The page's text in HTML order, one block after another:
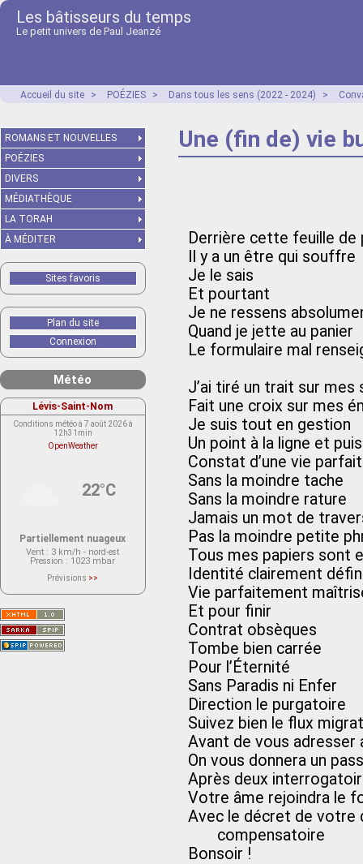
Les bâtisseurs du temps
Le petit univers de Paul Jeanzé
Accueil du site > POÉZIES > Dans tous les sens (2022 - 2024) >
Une (fin de) vie
Derrière cette feuille de
Il y a un être qui souffre
Je le sais
Et pourtant
Je ne ressens
Quand je jette au panier
Le formulaire mal
J’ai tiré un trait sur
Fait une croix sur mes
Je suis tout en gestion
Un point à la ligne et
Constat d’une vie
Sans la moindre tache
Sans la moindre rature
Jamais un mot de
Pas la moindre petite
Tous mes papiers sont
Identité clairement
Vie parfaitement
Et pour finir
Contrat obsèques
Tombe bien carrée
Pour l’Éternité
Sans Paradis ni Enfer
Direction le purgatoire
Suivez bien le flux
Avant de vous
On vous donnera un
Après deux
Votre âme rejoindra le
Avec le décret de votre
compensatoire
Bonsoir !
ROMANS ET NOUVELLES
POÉZIES
DIVERS
MÉDIATHÈQUE
LA TORAH
À MÉDITER
Sites favoris
Plan du site
Connexion
Météo
Lévis-Saint-Nom
Conditions météo à 7 août 2026 à
12h31min
OpenWeather
22°C
Partiellement nuageux
Vent : 3 km/h - nord-est
Pression : 1023 mbar
Prévisions >>
actuellement aucune prévision
Saint-Nom.
Veuillez consulter le message du
service ci-dessous.
(401 - Invalid API key. Please see
https://openweathermap.org/faq#error401